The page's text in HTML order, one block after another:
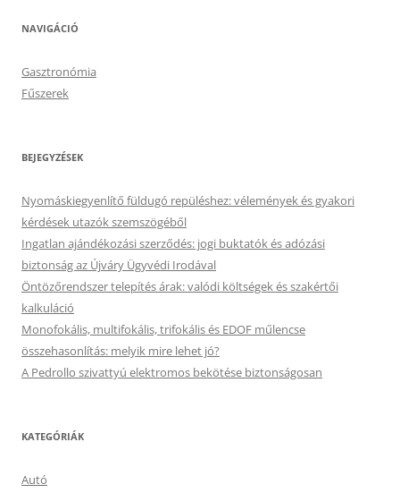
NAVIGÁCIÓ
Gasztronómia
Fűszerek
BEJEGYZÉSEK
Nyomáskiegyenlítő füldugó repüléshez: vélemények és gyakori
kérdések utazók szemszögéből
Ingatlan ajándékozási szerződés: jogi buktatók és adózási
biztonság az Újváry Ügyvédi Irodával
Öntözőrendszer telepítés árak: valódi költségek és szakértői
kalkuláció
Monofokális, multifokális, trifokális és EDOF műlencse
összehasonlítás: melyik mire lehet jó?
A Pedrollo szivattyú elektromos bekötése biztonságosan
KATEGÓRIÁK
Autó